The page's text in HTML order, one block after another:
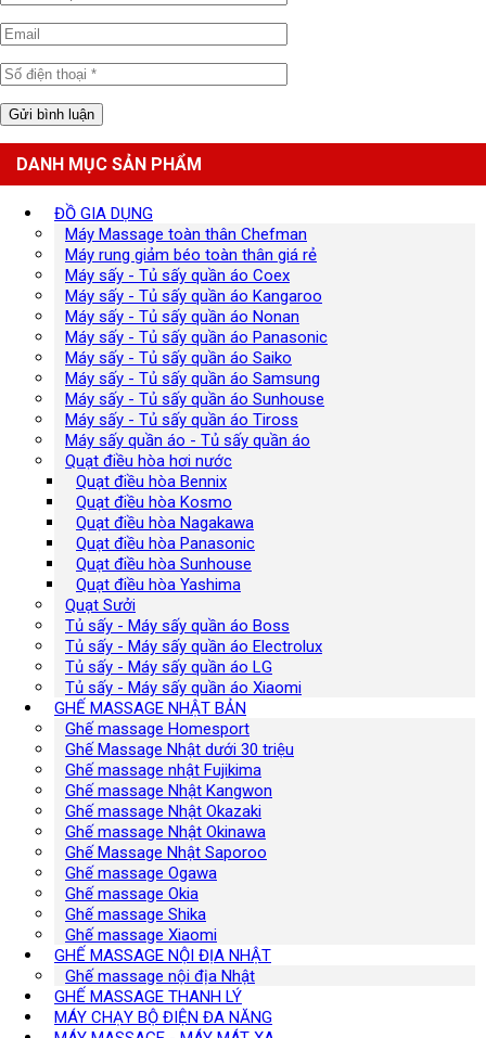
DANH MỤC SẢN PHẨM
ĐỒ GIA DỤNG
Máy Massage toàn thân Chefman
Máy rung giảm béo toàn thân giá rẻ
Máy sấy - Tủ sấy quần áo Coex
Máy sấy - Tủ sấy quần áo Kangaroo
Máy sấy - Tủ sấy quần áo Nonan
Máy sấy - Tủ sấy quần áo Panasonic
Máy sấy - Tủ sấy quần áo Saiko
Máy sấy - Tủ sấy quần áo Samsung
Máy sấy - Tủ sấy quần áo Sunhouse
Máy sấy - Tủ sấy quần áo Tiross
Máy sấy quần áo - Tủ sấy quần áo
Quạt điều hòa hơi nước
Quạt điều hòa Bennix
Quạt điều hòa Kosmo
Quạt điều hòa Nagakawa
Quạt điều hòa Panasonic
Quạt điều hòa Sunhouse
Quạt điều hòa Yashima
Quạt Sưởi
Tủ sấy - Máy sấy quần áo Boss
Tủ sấy - Máy sấy quần áo Electrolux
Tủ sấy - Máy sấy quần áo LG
Tủ sấy - Máy sấy quần áo Xiaomi
GHẾ MASSAGE NHẬT BẢN
Ghế massage Homesport
Ghế Massage Nhật dưới 30 triệu
Ghế massage nhật Fujikima
Ghế massage Nhật Kangwon
Ghế massage Nhật Okazaki
Ghế massage Nhật Okinawa
Ghế Massage Nhật Saporoo
Ghế massage Ogawa
Ghế massage Okia
Ghế massage Shika
Ghế massage Xiaomi
GHẾ MASSAGE NỘI ĐỊA NHẬT
Ghế massage nội địa Nhật
GHẾ MASSAGE THANH LÝ
MÁY CHẠY BỘ ĐIỆN ĐA NĂNG